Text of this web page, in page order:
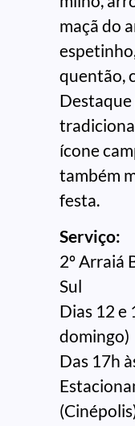
maçã do
quentão,
ícone
também
festa.
Serviço:
2º Arraiá
Sul
Dias 12 e
domingo)
Das 17h